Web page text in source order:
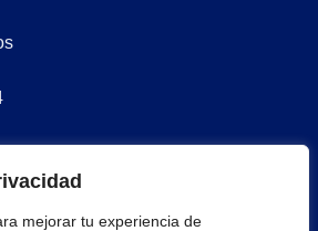
mejorar tu experiencia de
reservados